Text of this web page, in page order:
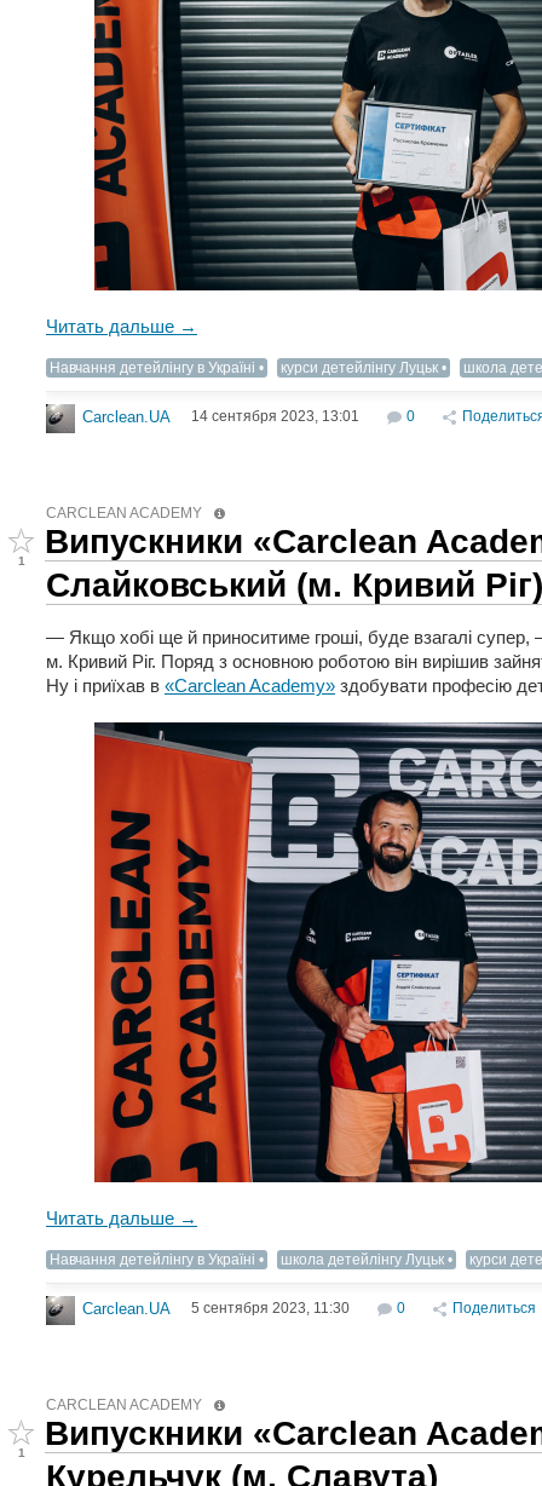
Читать дальше →
Навчання детейлінгу в Україні курси детейлінгу Луцьк школа
Carclean.UA 14 сентября 2023, 13:01 0
CARCLEAN ACADEMY
1
Випускники «Carclean
Слайковський (м. Кривий Ріг)
— Якщо хобі ще й приноситиме гроші, буде взагалі супер,
м. Кривий Ріг. Поряд з основною роботою він вирішив
Ну і приїхав в «Carclean Academy» здобувати професію
Читать дальше →
Навчання детейлінгу в Україні школа детейлінгу Луцьк курси
Carclean.UA 5 сентября 2023, 11:30 0 Поделиться
CARCLEAN ACADEMY
1
Випускники «Carclean
Курельчук (м. Славута)